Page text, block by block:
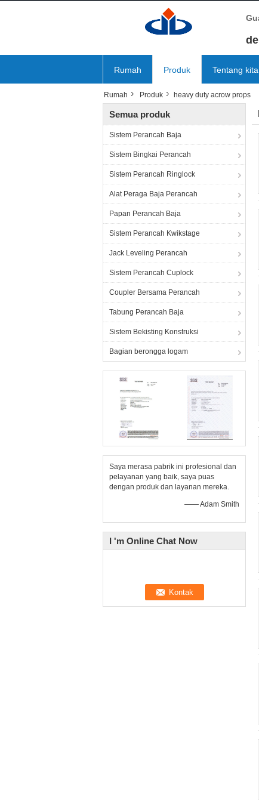
Rumah Produk Tentang kita
Rumah Produk heavy duty acrow props
Semua produk
Sistem Perancah Baja
Sistem Bingkai Perancah
Sistem Perancah Ringlock
Alat Peraga Baja Perancah
Papan Perancah Baja
Sistem Perancah Kwikstage
Jack Leveling Perancah
Sistem Perancah Cuplock
Coupler Bersama Perancah
Tabung Perancah Baja
Sistem Bekisting Konstruksi
Bagian berongga logam
Saya merasa pabrik ini profesional dan
pelayanan yang baik, saya puas
dengan produk dan layanan mereka.
—— Adam Smith
I 'm Online Chat Now